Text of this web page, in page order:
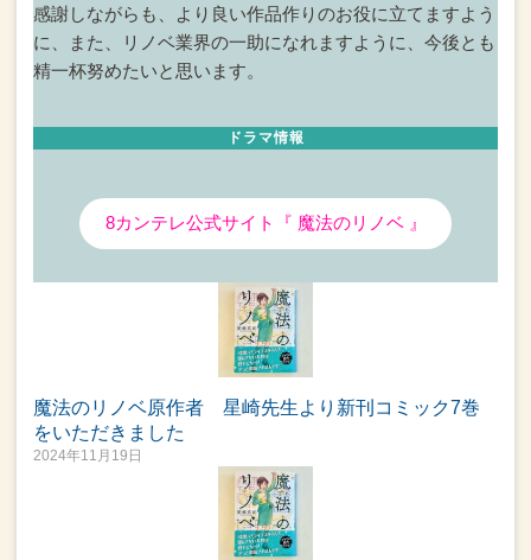
感謝しながらも、
より良い作品作りのお役に立てますよう
に、
また、リノベ業界の一助になれますように、今後とも
精一杯努めたいと思います。
ドラマ情報
8カンテレ公式サイト『 魔法のリノベ 』
魔法のリノベ原作者 星崎先生より新刊コミック7巻
をいただきました
2024年11月19日